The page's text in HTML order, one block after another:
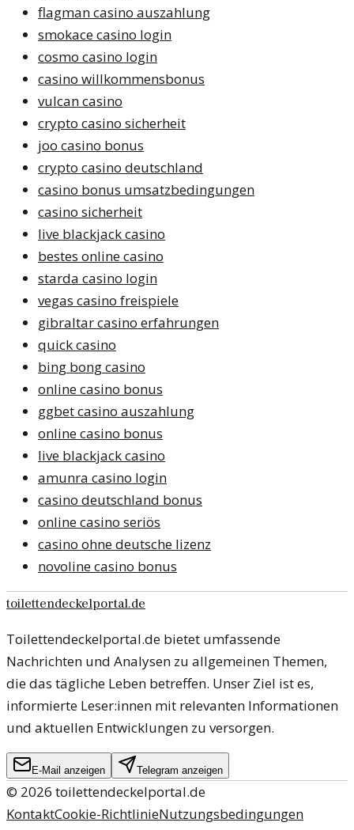
flagman casino auszahlung
smokace casino login
cosmo casino login
casino willkommensbonus
vulcan casino
crypto casino sicherheit
joo casino bonus
crypto casino deutschland
casino bonus umsatzbedingungen
casino sicherheit
live blackjack casino
bestes online casino
starda casino login
vegas casino freispiele
gibraltar casino erfahrungen
quick casino
bing bong casino
online casino bonus
ggbet casino auszahlung
online casino bonus
live blackjack casino
amunra casino login
casino deutschland bonus
online casino seriös
casino ohne deutsche lizenz
novoline casino bonus
toilettendeckelportal.de
Toilettendeckelportal.de bietet umfassende
Nachrichten und Analysen zu allgemeinen Themen,
die das tägliche Leben betreffen. Unser Ziel ist es,
informierte Leser:innen mit relevanten Informationen
und aktuellen Entwicklungen zu versorgen.
E-Mail anzeigen Telegram anzeigen
© 2026 toilettendeckelportal.de
KontaktCookie-RichtlinieNutzungsbedingungen